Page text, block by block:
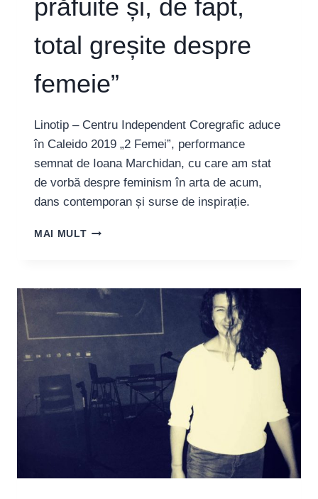
prăfuite și, de fapt,
total greșite despre
femeie”
Linotip – Centru Independent Coregrafic aduce
în Caleido 2019 „2 Femei”, performance
semnat de Ioana Marchidan, cu care am stat
de vorbă despre feminism în arta de acum,
dans contemporan și surse de inspirație.
MAI MULTCOREGRAFA
FEMEI»
NOI,
TOȚI
CARE
NE
DORIM
SĂ
EXISTE